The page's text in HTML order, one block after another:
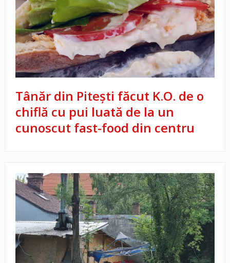
Tânăr din Piteşti făcut K.O. de o
chiflă cu pui luată de la un
cunoscut fast-food din centru